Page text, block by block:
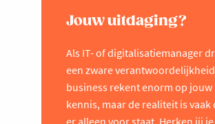
Jouw uitdaging?
Als IT- of digitalisatiemanager
een zware
business rekent enorm op jouw
kennis, maar de realiteit is vaak